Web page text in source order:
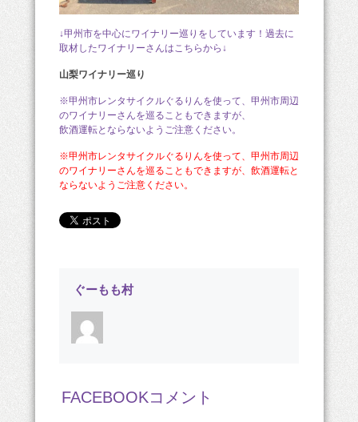
↓甲州市を中心にワイナリー巡りをしています！過去に
取材したワイナリーさんはこちらから↓
山梨ワイナリー巡り
※甲州市レンタサイクルぐるりんを使って、甲州市周辺
のワイナリーさんを巡ることもできますが、
飲酒運転とならないようご注意ください。
※甲州市レンタサイクルぐるりんを使って、甲州市周辺
のワイナリーさんを巡ることもできますが、飲酒運転と
ならないようご注意ください。
ぐーもも村
FACEBOOKコメント